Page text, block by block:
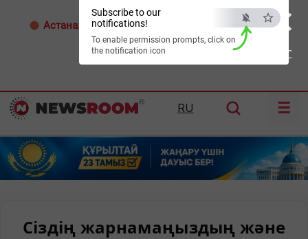
×
ESC
Subscribe to our
notifications!
To enable permission prompts, click on
the notification icon
Астана: 25°C Алматы: Шымкент:29°C
RU ☰
Сіздің жарнамаңыздың және